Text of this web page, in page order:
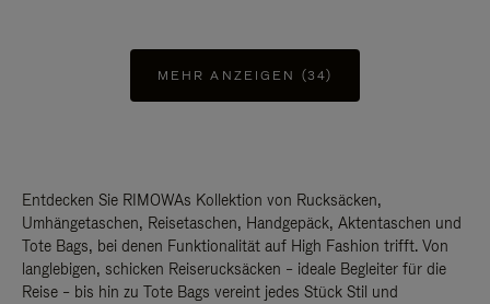
MEHR ANZEIGEN (34)
Entdecken Sie RIMOWAs Kollektion von Rucksäcken,
Umhängetaschen, Reisetaschen, Handgepäck, Aktentaschen und
Tote Bags, bei denen Funktionalität auf High Fashion trifft. Von
langlebigen, schicken Reiserucksäcken – ideale Begleiter für die
Reise – bis hin zu Tote Bags vereint jedes Stück Stil und